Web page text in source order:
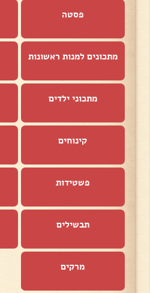
פסטה
מתכונים למנות ראשונות
מתכוני ילדים
קינוחים
פשטידות
תבשילים
מרקים